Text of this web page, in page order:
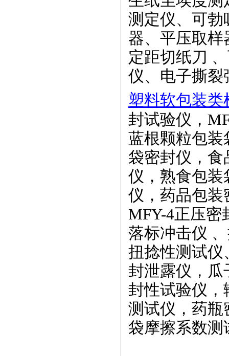
测定仪、可勃
器、平压取样
定距切纸刀
仪、电子撕裂
塑料软包装类
封试验仪，
蓝根颗粒包装
袋密封仪，
仪，熟食包装
仪，药品包装
MFY-4正压密
落标冲击仪
扭捻性测试仪
封泄露仪，瓜
封性试验仪，
测试仪，药瓶
袋摩擦系数测